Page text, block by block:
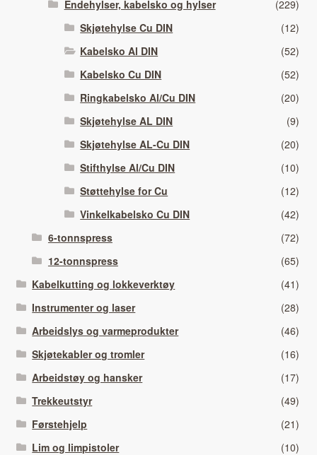
Endehylser, kabelsko og hylser
(229)
Skjøtehylse Cu DIN
(12)
Kabelsko Al DIN
(52)
Kabelsko Cu DIN
(52)
Ringkabelsko Al/Cu DIN
(20)
Skjøtehylse AL DIN
(9)
Skjøtehylse AL-Cu DIN
(20)
Stifthylse Al/Cu DIN
(10)
Støttehylse for Cu
(12)
Vinkelkabelsko Cu DIN
(42)
6-tonnspress
(72)
12-tonnspress
(65)
Kabelkutting og lokkeverktøy
(41)
Instrumenter og laser
(28)
Arbeidslys og varmeprodukter
(46)
Skjøtekabler og tromler
(16)
Arbeidstøy og hansker
(17)
Trekkeutstyr
(49)
Førstehjelp
(21)
Lim og limpistoler
(10)